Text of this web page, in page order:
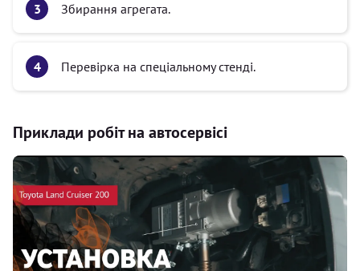
Збирання агрегата.
Перевірка на спеціальному стенді.
Приклади робіт на автосервісі